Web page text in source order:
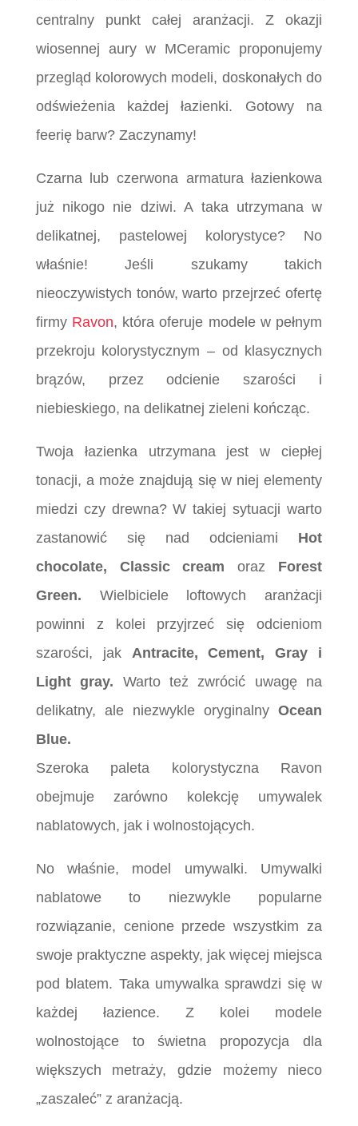
centralny punkt całej aranżacji. Z okazji
wiosennej aury w MCeramic proponujemy
przegląd kolorowych modeli, doskonałych do
odświeżenia każdej łazienki. Gotowy na
feerię barw? Zaczynamy!
Czarna lub czerwona armatura łazienkowa
już nikogo nie dziwi. A taka utrzymana w
delikatnej, pastelowej kolorystyce? No
właśnie! Jeśli szukamy takich
nieoczywistych tonów, warto przejrzeć ofertę
firmy Ravon, która oferuje modele w pełnym
przekroju kolorystycznym – od klasycznych
brązów, przez odcienie szarości i
niebieskiego, na delikatnej zieleni kończąc.
Twoja łazienka utrzymana jest w ciepłej
tonacji, a może znajdują się w niej elementy
miedzi czy drewna? W takiej sytuacji warto
zastanowić się nad odcieniami Hot
chocolate, Classic cream oraz Forest
Green. Wielbiciele loftowych aranżacji
powinni z kolei przyjrzeć się odcieniom
szarości, jak Antracite, Cement, Gray i
Light gray. Warto też zwrócić uwagę na
delikatny, ale niezwykle oryginalnyOcean
Blue.
Szeroka paleta kolorystyczna Ravon
obejmuje zarówno kolekcję umywalek
nablatowych, jak i wolnostojących.
No właśnie, model umywalki. Umywalki
nablatowe to niezwykle popularne
rozwiązanie, cenione przede wszystkim za
swoje praktyczne aspekty, jak więcej miejsca
pod blatem. Taka umywalka sprawdzi się w
każdej łazience. Z kolei modele
wolnostojące to świetna propozycja dla
większych metraży, gdzie możemy nieco
„zaszaleć” z aranżacją.